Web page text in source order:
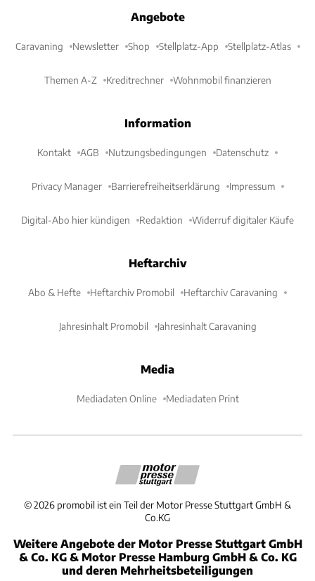
Angebote
Caravaning Newsletter Shop Stellplatz-App Stellplatz-Atlas
Themen A-Z Kreditrechner Wohnmobil finanzieren
Information
Kontakt AGB Nutzungsbedingungen Datenschutz
Privacy Manager Barrierefreiheitserklärung Impressum
Digital-Abo hier kündigen Redaktion Widerruf digitaler Käufe
Heftarchiv
Abo & Hefte Heftarchiv Promobil Heftarchiv Caravaning
Jahresinhalt Promobil Jahresinhalt Caravaning
Media
Mediadaten Online Mediadaten Print
©2026 promobil ist ein Teil der Motor Presse Stuttgart GmbH &
Co.KG
Weitere Angebote der Motor Presse Stuttgart GmbH
& Co. KG & Motor Presse Hamburg GmbH & Co. KG
und deren Mehrheitsbeteiligungen